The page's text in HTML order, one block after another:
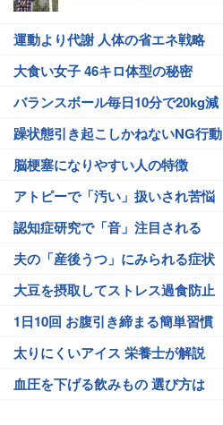
運動より代謝 人体の省エネ戦略
大食い女子 46キロ体型の秘密
バランスボール毎日10分で20kg減
躁状態引き起こしかねないNG行動
脳梗塞になりやすい人の特徴
アトピーで「汚い」扱いされ苦悩
認知症研究で「音」注目される
夫の「産後うつ」にみられる症状
大豆を摂取してストレス過食防止
1日10回 お腹引き締まる簡単習慣
太りにくいアイス 栄養士が解説
血圧を下げる飲みもの 選び方は